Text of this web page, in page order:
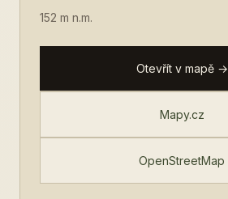
152 m n.m.
Otevřít v mapě →
Mapy.cz
OpenStreetMap